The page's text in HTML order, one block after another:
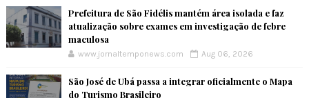
Prefeitura de São Fidélis mantém área isolada e faz
atualização sobre exames em investigação de febre
maculosa
www.jornaltemponews.com Aug 06, 2026
São José de Ubá passa a integrar oficialmente o Mapa
do Turismo Brasileiro